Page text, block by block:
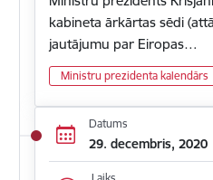
kabineta ārkārtas sēdi
jautājumu par Eiropas…
Ministru prezidenta kalendārs
Datums
29. decembris, 2020